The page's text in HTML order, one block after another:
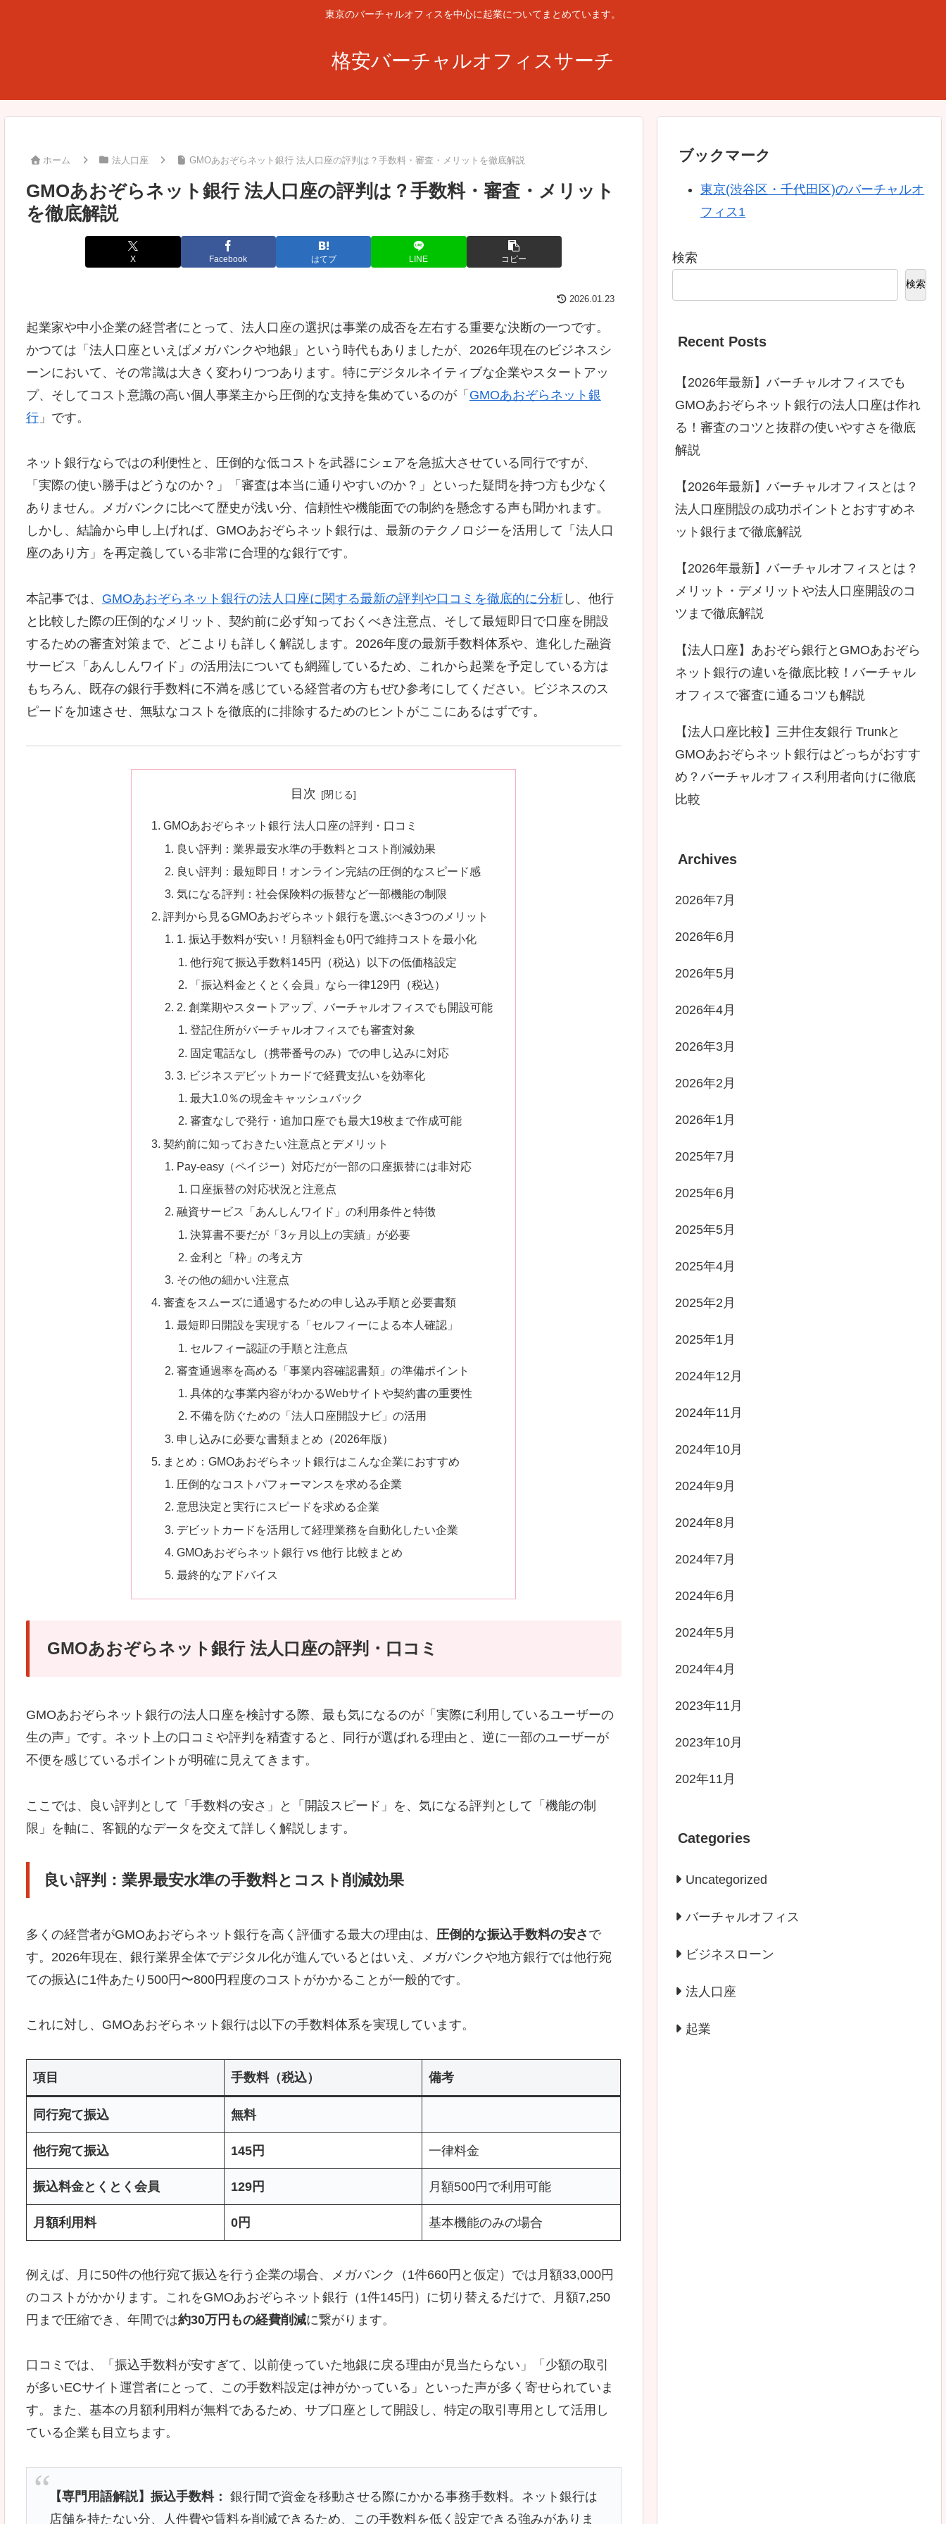
東京のバーチャルオフィスを中心に起業についてまとめています。
格安バーチャルオフィスサーチ
ホーム 法人口座 GMOあおぞらネット銀行 法人口座の評判は？手数料・審査・メリットを徹底解説
GMOあおぞらネット銀行 法人口座の評判は？手数料・審査・メリット
を徹底解説
X Facebook はてブ LINE コピー
2026.01.23
起業家や中小企業の経営者にとって、法人口座の選択は事業の成否を左右する重要な決断の一つです。
かつては「法人口座といえばメガバンクや地銀」という時代もありましたが、2026年現在のビジネスシ
ーンにおいて、その常識は大きく変わりつつあります。特にデジタルネイティブな企業やスタートアッ
プ、そしてコスト意識の高い個人事業主から圧倒的な支持を集めているのが「 GMOあおぞらネット銀
行」です。
ネット銀行ならではの利便性と、圧倒的な低コストを武器にシェアを急拡大させている同行ですが、
「実際の使い勝手はどうなのか？」「審査は本当に通りやすいのか？」といった疑問を持つ方も少なく
ありません。メガバンクに比べて歴史が浅い分、信頼性や機能面での制約を懸念する声も聞かれます。
しかし、結論から申し上げれば、GMOあおぞらネット銀行は、最新のテクノロジーを活用して「法人口
座のあり方」を再定義している非常に合理的な銀行です。
本記事では、 GMOあおぞらネット銀行の法人口座に関する最新の評判や口コミを徹底的に分析し、他行
と比較した際の圧倒的なメリット、契約前に必ず知っておくべき注意点、そして最短即日で口座を開設
するための審査対策まで、どこよりも詳しく解説します。2026年度の最新手数料体系や、進化した融資
サービス「あんしんワイド」の活用法についても網羅しているため、これから起業を予定している方は
もちろん、既存の銀行手数料に不満を感じている経営者の方もぜひ参考にしてください。ビジネスのス
ピードを加速させ、無駄なコストを徹底的に排除するためのヒントがここにあるはずです。
目次
GMOあおぞらネット銀行 法人口座の評判・口コミ
良い評判：業界最安水準の手数料とコスト削減効果
良い評判：最短即日！オンライン完結の圧倒的なスピード感
気になる評判：社会保険料の振替など一部機能の制限
評判から見るGMOあおぞらネット銀行を選ぶべき3つのメリット
1. 振込手数料が安い！月額料金も0円で維持コストを最小化
他行宛て振込手数料145円（税込）以下の低価格設定
「振込料金とくとく会員」なら一律129円（税込）
2. 創業期やスタートアップ、バーチャルオフィスでも開設可能
登記住所がバーチャルオフィスでも審査対象
固定電話なし（携帯番号のみ）での申し込みに対応
3. ビジネスデビットカードで経費支払いを効率化
最大1.0％の現金キャッシュバック
審査なしで発行・追加口座でも最大19枚まで作成可能
契約前に知っておきたい注意点とデメリット
Pay-easy（ペイジー）対応だが一部の口座振替には非対応
口座振替の対応状況と注意点
融資サービス「あんしんワイド」の利用条件と特徴
決算書不要だが「3ヶ月以上の実績」が必要
金利と「枠」の考え方
その他の細かい注意点
審査をスムーズに通過するための申し込み手順と必要書類
最短即日開設を実現する「セルフィーによる本人確認」
セルフィー認証の手順と注意点
審査通過率を高める「事業内容確認書類」の準備ポイント
具体的な事業内容がわかるWebサイトや契約書の重要性
不備を防ぐための「法人口座開設ナビ」の活用
申し込みに必要な書類まとめ（2026年版）
まとめ：GMOあおぞらネット銀行はこんな企業におすすめ
圧倒的なコストパフォーマンスを求める企業
意思決定と実行にスピードを求める企業
デビットカードを活用して経理業務を自動化したい企業
GMOあおぞらネット銀行 vs 他行 比較まとめ
最終的なアドバイス
GMOあおぞらネット銀行 法人口座の評判・口コミ
GMOあおぞらネット銀行の法人口座を検討する際、最も気になるのが「実際に利用しているユーザーの
生の声」です。ネット上の口コミや評判を精査すると、同行が選ばれる理由と、逆に一部のユーザーが
不便を感じているポイントが明確に見えてきます。
ここでは、良い評判として「手数料の安さ」と「開設スピード」を、気になる評判として「機能の制
限」を軸に、客観的なデータを交えて詳しく解説します。
良い評判：業界最安水準の手数料とコスト削減効果
多くの経営者がGMOあおぞらネット銀行を高く評価する最大の理由は、 圧倒的な振込手数料の安さ で
す。2026年現在、銀行業界全体でデジタル化が進んでいるとはいえ、メガバンクや地方銀行では他行宛
ての振込に1件あたり500円〜800円程度のコストがかかることが一般的です。
これに対し、GMOあおぞらネット銀行は以下の手数料体系を実現しています。
項目 手数料（税込） 備考
同行宛て振込 無料
他行宛て振込 145円 一律料金
振込料金とくとく会員 129円 月額500円で利用可能
月額利用料 0円 基本機能のみの場合
例えば、月に50件の他行宛て振込を行う企業の場合、メガバンク（1件660円と仮定）では月額33,000円
のコストがかかります。これをGMOあおぞらネット銀行（1件145円）に切り替えるだけで、月額7,250
円まで圧縮でき、年間では約30万円もの経費削減に繋がります。
口コミでは、「振込手数料が安すぎて、以前使っていた地銀に戻る理由が見当たらない」「少額の取引
が多いECサイト運営者にとって、この手数料設定は神がかっている」といった声が多く寄せられていま
す。また、基本の月額利用料が無料であるため、サブ口座として開設し、特定の取引専用として活用し
ている企業も目立ちます。
【専門用語解説】振込手数料： 銀行間で資金を移動させる際にかかる事務手数料。ネット銀行は
店舗を持たない分、人件費や賃料を削減できるため、この手数料を低く設定できる強みがありま
ブックマーク
東京(渋谷区・千代田区)のバーチャルオ
フィス1
検索
検索
Recent Posts
【2026年最新】バーチャルオフィスでも
GMOあおぞらネット銀行の法人口座は作れ
る！審査のコツと抜群の使いやすさを徹底
解説
【2026年最新】バーチャルオフィスとは？
法人口座開設の成功ポイントとおすすめネ
ット銀行まで徹底解説
【2026年最新】バーチャルオフィスとは？
メリット・デメリットや法人口座開設のコ
ツまで徹底解説
【法人口座】あおぞら銀行とGMOあおぞら
ネット銀行の違いを徹底比較！バーチャル
オフィスで審査に通るコツも解説
【法人口座比較】三井住友銀行 Trunkと
GMOあおぞらネット銀行はどっちがおすす
め？バーチャルオフィス利用者向けに徹底
比較
Archives
2026年7月
2026年6月
2026年5月
2026年4月
2026年3月
2026年2月
2026年1月
2025年7月
2025年6月
2025年5月
2025年4月
2025年2月
2025年1月
2024年12月
2024年11月
2024年10月
2024年9月
2024年8月
2024年7月
2024年6月
2024年5月
2024年4月
2023年11月
2023年10月
202年11月
Categories
Uncategorized
バーチャルオフィス
ビジネスローン
法人口座
起業